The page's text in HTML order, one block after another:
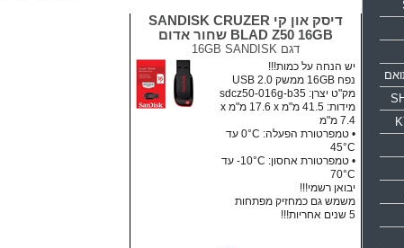
דיסק און קי SANDISK CRUZER
BLAD Z50 16GB שחור אדום
דגם 16GB SANDISK
יש הנחה על כמות!!!
נפח 16GB ממשק USB 2.0
מק"ט יצרן: sdcz50-016g-b35
מידות: ‏41.5 מ"מ x ‏17.6 מ"מ x
• טמפרטורת הפעלה: ‏0°C עד
45°C
• טמפרטורת אחסון:‏ 10°C- עד
70°C
יבואן רשמי!!!
משמש גם כמחזיק מפתחות
5 שנים אחריות!!!